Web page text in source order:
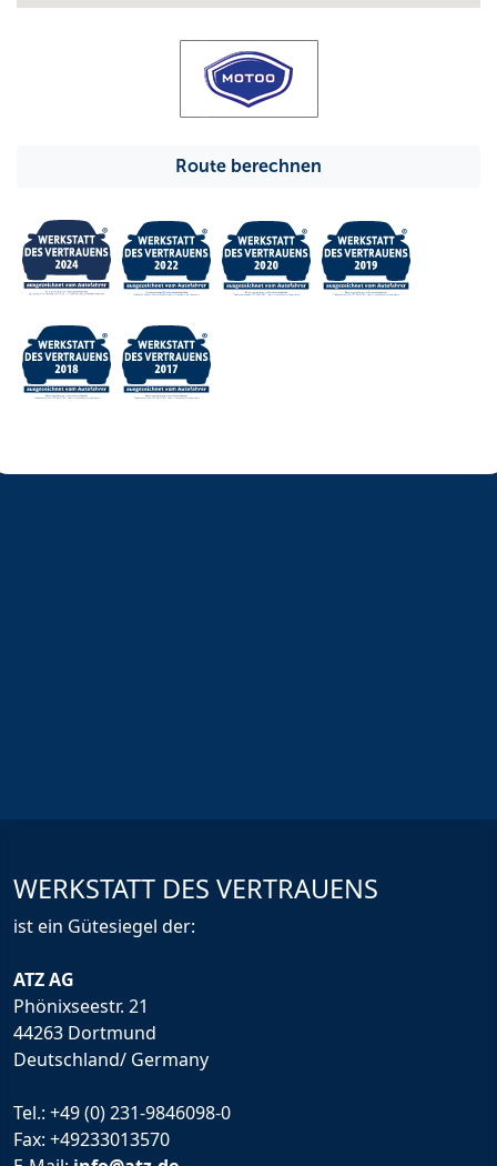
Route berechnen
WERKSTATT DES VERTRAUENS
ist ein Gütesiegel der:
ATZ AG
Phönixseestr. 21
44263 Dortmund
Deutschland/ Germany
Tel.: +49 (0) 231-9846098-0
Fax: +49233013570